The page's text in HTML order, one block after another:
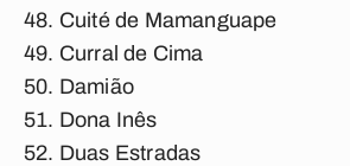
Cuité de Mamanguape
Curral de Cima
Damião
Dona Inês
Duas Estradas